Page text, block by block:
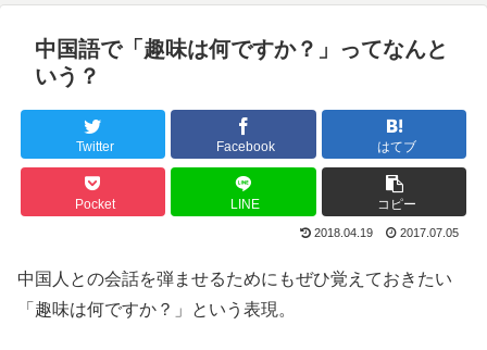
中国語で「趣味は何ですか？」ってなんと
いう？
Twitter Facebook はてブ
Pocket LINE コピー
2018.04.19 2017.07.05
中国人との会話を弾ませるためにもぜひ覚えておきたい
「趣味は何ですか？」という表現。